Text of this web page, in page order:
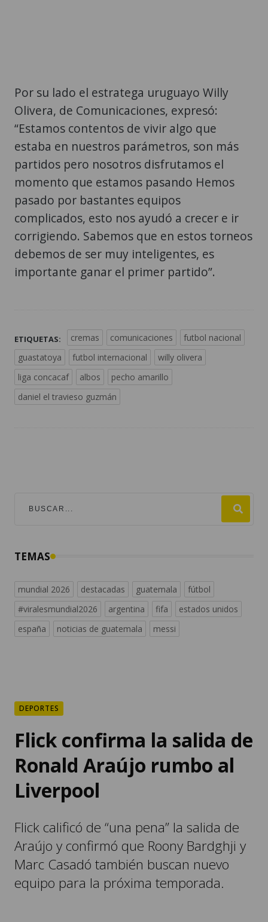
Por su lado el estratega uruguayo Willy
Olivera, de Comunicaciones, expresó:
“Estamos contentos de vivir algo que
estaba en nuestros parámetros, son más
partidos pero nosotros disfrutamos el
momento que estamos pasando Hemos
pasado por bastantes equipos
complicados, esto nos ayudó a crecer e ir
corrigiendo. Sabemos que en estos torneos
debemos de ser muy inteligentes, es
importante ganar el primer partido”.
ETIQUETAS: cremas comunicaciones
futbol nacional
guastatoya
futbol internacional
willy olivera
liga concacaf
albos
pecho amarillo
daniel el travieso guzmán
TEMAS
mundial 2026 destacadas guatemala
fútbol
#viralesmundial2026
argentina fifa
estados unidos
españa
noticias de guatemala messi
DEPORTES
Flick confirma la salida de
Ronald Araújo rumbo al
Liverpool
Flick calificó de “una pena” la salida de
Araújo y confirmó que Roony Bardghji y
Marc Casadó también buscan nuevo
equipo para la próxima temporada.